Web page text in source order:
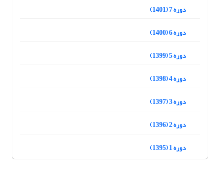
دوره 7 (1401)
دوره 6 (1400)
دوره 5 (1399)
دوره 4 (1398)
دوره 3 (1397)
دوره 2 (1396)
دوره 1 (1395)